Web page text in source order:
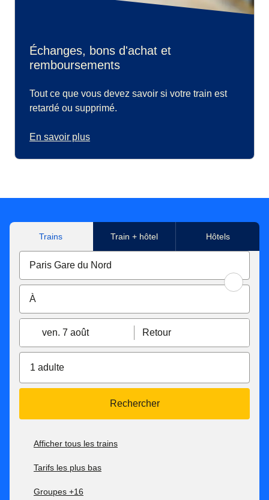
Échanges, bons d'achat et
remboursements
Tout ce que vous devez savoir si votre train est
retardé ou supprimé.
En savoir plus
Trains Train + hôtel Hôtels
ven. 7 août Retour
1 adulte
Rechercher
Afficher tous les trains
Tarifs les plus bas
Groupes +16